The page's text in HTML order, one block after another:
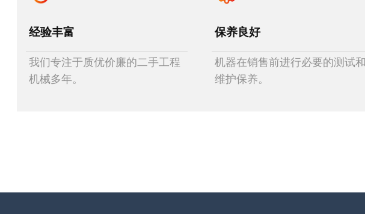
经验丰富
我们专注于质优价廉的二手工程
机械多年。
保养良好
机器在销售前进行必要的测试和
维护保养。